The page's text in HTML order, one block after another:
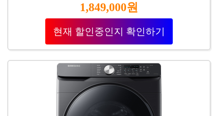
1,849,000원
현재 할인중인지 확인하기